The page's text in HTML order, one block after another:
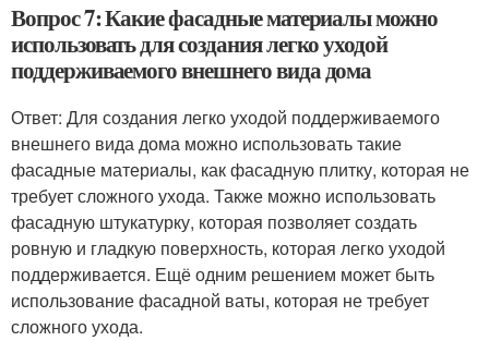
Вопрос 7: Какие фасадные материалы можно
использовать для создания легко уходой
поддерживаемого внешнего вида дома
Ответ: Для создания легко уходой поддерживаемого
внешнего вида дома можно использовать такие
фасадные материалы, как фасадную плитку, которая не
требует сложного ухода. Также можно использовать
фасадную штукатурку, которая позволяет создать
ровную и гладкую поверхность, которая легко уходой
поддерживается. Ещё одним решением может быть
использование фасадной ваты, которая не требует
сложного ухода.